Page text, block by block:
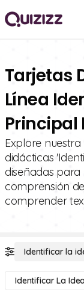
Tarjetas
Línea
Principal
Explore
didácticas
diseñadas
comprensión
comprender
Identificar la
Identificar La